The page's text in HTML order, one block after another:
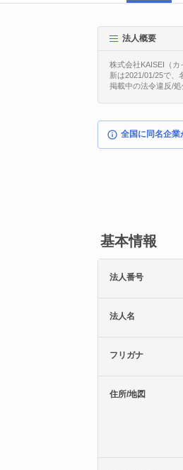
法人概要
株式会社KAISEI（
新は2021/01/25で、
掲載中の法令違反/処
全国に同名企業
基本情報
法人番号
法人名
フリガナ
住所/地図